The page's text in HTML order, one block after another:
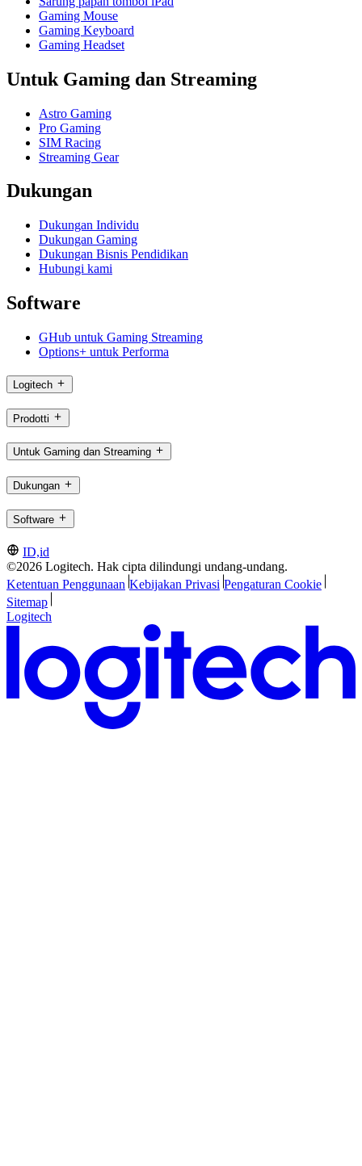
Gaming Mouse
Gaming Keyboard
Gaming Headset
Untuk Gaming dan Streaming
Astro Gaming
Pro Gaming
SIM Racing
Streaming Gear
Dukungan
Dukungan Individu
Dukungan Gaming
Dukungan Bisnis Pendidikan
Hubungi kami
Software
GHub untuk Gaming Streaming
Options+ untuk Performa
Logitech
Prodotti
Untuk Gaming dan Streaming
Dukungan
Software
ID,id
©2026 Logitech. Hak cipta dilindungi undang-undang.
Ketentuan Penggunaan Kebijakan Privasi Pengaturan Cookie
Sitemap
Logitech